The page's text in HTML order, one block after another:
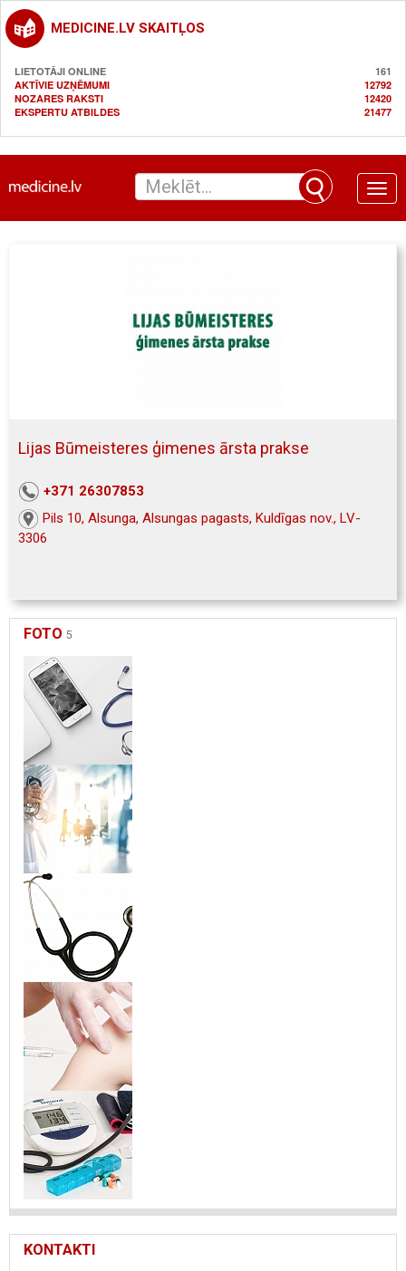
MEDICINE.LV SKAITĻOS
LIETOTĀJI ONLINE
161
AKTĪVIE UZŅĒMUMI
12792
NOZARES RAKSTI
12420
EKSPERTU ATBILDES
21477
Toggle
Lijas Būmeisteres ģimenes ārsta prakse
+371 26307853
Pils 10, Alsunga, Alsungas pagasts, Kuldīgas nov., LV-
3306
FOTO 5
KONTAKTI